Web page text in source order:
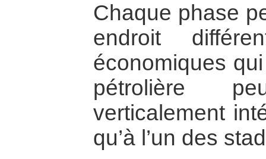
Chaque phase
endroit
économiques
pétrolière
verticalement
qu’à l’un des